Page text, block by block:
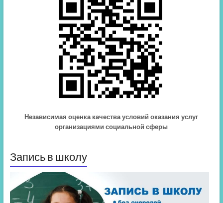
Независимая оценка качества условий оказания услуг
организациями социальной сферы
Запись в школу